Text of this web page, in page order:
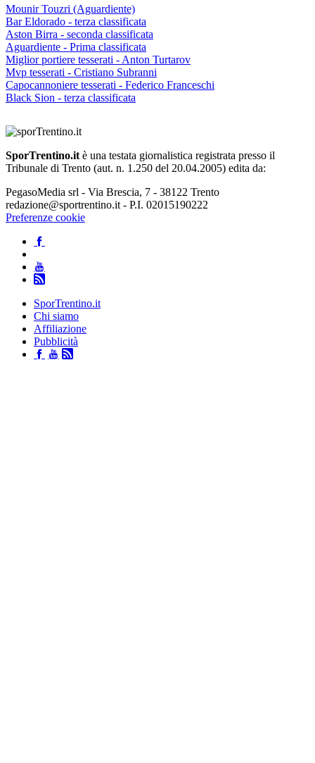
Mounir Touzri (Aguardiente)
Bar Eldorado - terza classificata
Aston Birra - seconda classificata
Aguardiente - Prima classificata
Miglior portiere tesserati - Anton Turtarov
Mvp tesserati - Cristiano Subranni
Capocannoniere tesserati - Federico Franceschi
Black Sion - terza classificata
SporTrentino.it è una testata giornalistica registrata presso il
Tribunale di Trento (aut. n. 1.250 del 20.04.2005) edita da:
PegasoMedia srl - Via Brescia, 7 - 38122 Trento
redazione@sportrentino.it - P.I. 02015190222
Preferenze cookie
SporTrentino.it
Chi siamo
Affiliazione
Pubblicità